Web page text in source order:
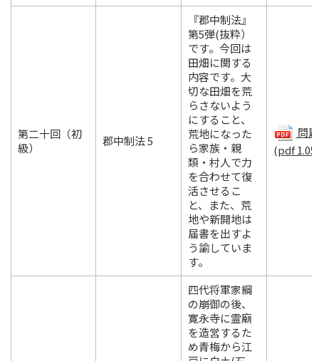
第二十回（初
級）
郡中制法 5
『郡中制法』
第5弾(抜粋）
です。今回は
田畑に関する
内容です。大
切な田畑を荒
らさないよう
にすること、
荒地になった
ら家族・親
類・村人で力
を合わせて復
活させるこ
と、また、荒
地や新開地は
届書を出すよ
う諭していま
す。
問
(pdf 1.05
四代将軍家綱
の崩御の後、
寛永寺に霊廟
を造営するた
め青梅から江